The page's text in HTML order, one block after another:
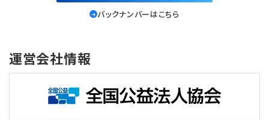
バックナンバーはこちら
運営会社情報